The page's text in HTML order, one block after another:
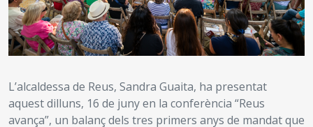
L’alcaldessa de Reus, Sandra Guaita, ha presentat
aquest dilluns, 16 de juny en la conferència “Reus
avança”, un balanç dels tres primers anys de mandat que